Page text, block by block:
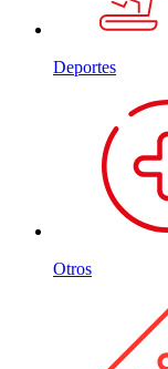
Deportes
Otros